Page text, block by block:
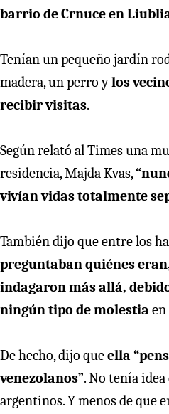
barrio de Crnuce en
Tenían un pequeño jardín
madera, un perro ylos
recibir visitas.
Según relató al Times una
residencia, Majda Kvas,
vivían vidas totalmente
También dijo que entre los
preguntaban quiénes
indagaron más allá,
ningún tipo de molestia en
De hecho, dijo queella
venezolanos”. No tenía idea
argentinos. Y menos de que